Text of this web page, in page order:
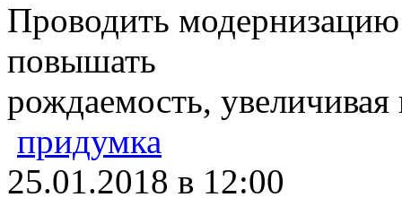
Проводить
повышать
рождаемость, увеличивая
придумка
25.01.2018 в 12:00